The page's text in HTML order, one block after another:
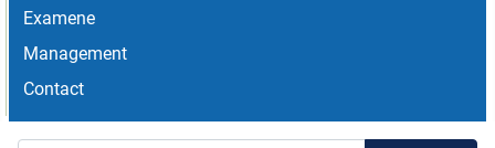
Examene
Management
Contact